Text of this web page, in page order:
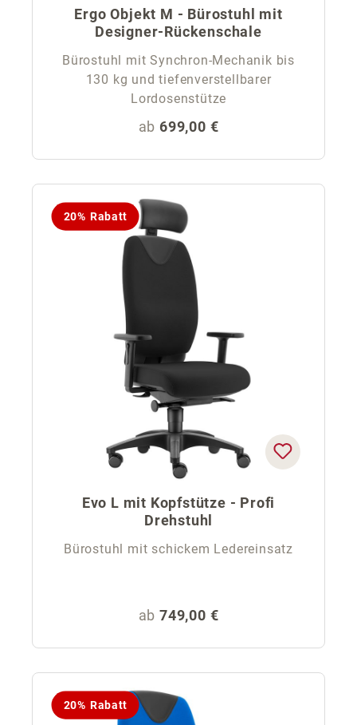
Ergo Objekt M - Bürostuhl mit
Designer-Rückenschale
Bürostuhl mit Synchron-Mechanik bis
130 kg und tiefenverstellbarer
Lordosenstütze
Regulärer Preis:
ab 699,00 €
20% Rabatt
Evo L mit Kopfstütze - Profi
Drehstuhl
Bürostuhl mit schickem Ledereinsatz
Regulärer Preis:
ab 749,00 €
20% Rabatt